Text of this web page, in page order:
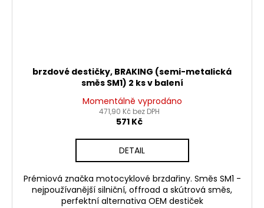
brzdové destičky, BRAKING (semi-metalická
směs SM1) 2 ks v balení
Momentálně vyprodáno
471,90 Kč bez DPH
571 Kč
DETAIL
Prémiová značka motocyklové brzdařiny. Směs SM1 -
nejpoužívanější silniční, offroad a skútrová směs,
perfektní alternativa OEM destiček